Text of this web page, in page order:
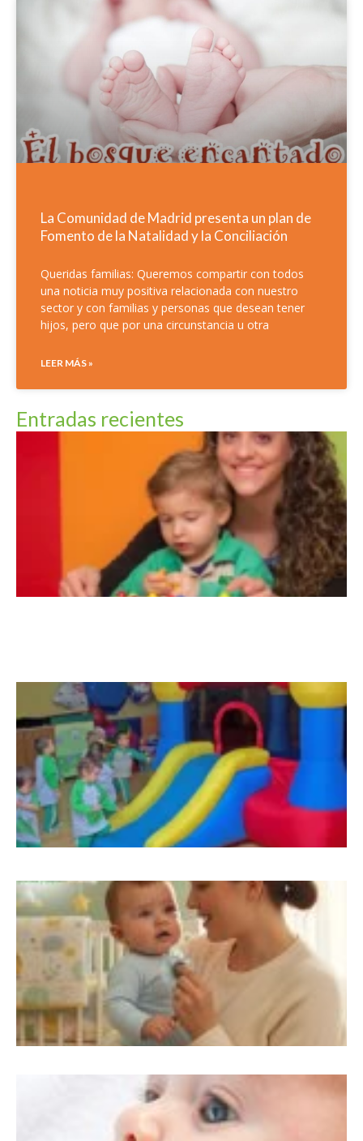
La Comunidad de Madrid presenta un plan de
Fomento de la Natalidad y la Conciliación
Queridas familias: Queremos compartir con todos
una noticia muy positiva relacionada con nuestro
sector y con familias y personas que desean tener
hijos, pero que por una circunstancia u otra
LEER MÁS »
Entradas recientes